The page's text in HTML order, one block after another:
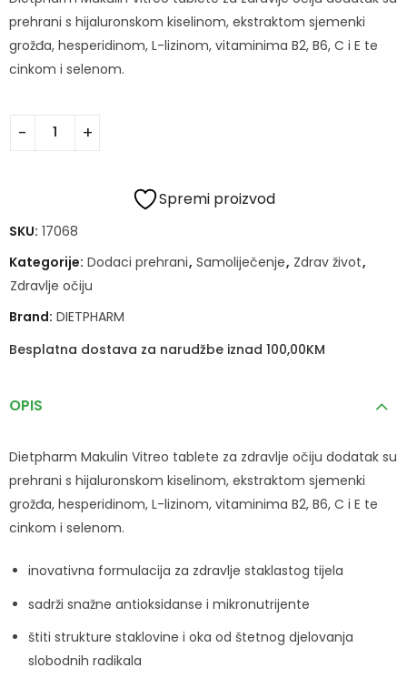
prehrani s hijaluronskom kiselinom, ekstraktom sjemenki
grožđa, hesperidinom, L-lizinom, vitaminima B2, B6, C i E te
cinkom i selenom.
Spremi proizvod
SKU: 17068
Kategorije: Dodaci prehrani, Samoliječenje, Zdrav život,
Zdravlje očiju
Brand: DIETPHARM
Besplatna dostava za narudžbe iznad 100,00KM
OPIS
Dietpharm Makulin Vitreo tablete za zdravlje očiju dodatak su
prehrani s hijaluronskom kiselinom, ekstraktom sjemenki
grožđa, hesperidinom, L-lizinom, vitaminima B2, B6, C i E te
cinkom i selenom.
inovativna formulacija za zdravlje staklastog tijela
sadrži snažne antioksidanse i mikronutrijente
štiti strukture staklovine i oka od štetnog djelovanja
slobodnih radikala